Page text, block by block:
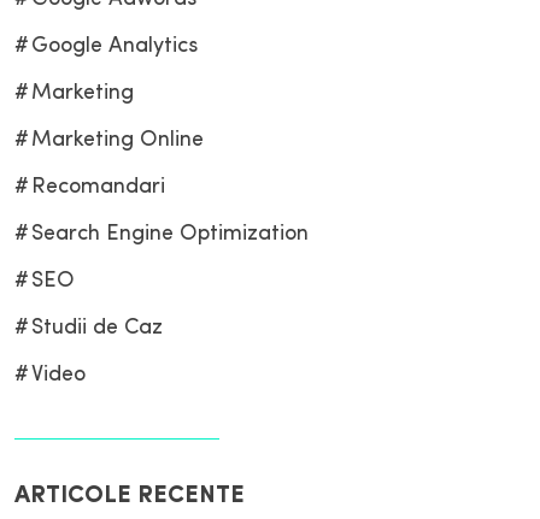
Google Analytics
Marketing
Marketing Online
Recomandari
Search Engine Optimization
SEO
Studii de Caz
Video
ARTICOLE RECENTE